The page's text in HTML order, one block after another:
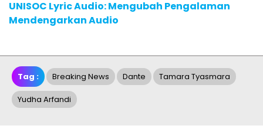
UNISOC Lyric Audio: Mengubah Pengalaman
Mendengarkan Audio
Tag : Breaking News Dante Tamara Tyasmara
Yudha Arfandi